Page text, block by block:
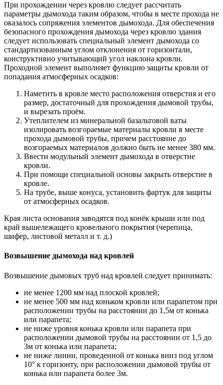
При прохождении через кровлю следует рассчитать
параметры дымохода таким образом, чтобы в месте прохода не
оказалось сопряжения элементов дымохода. Для обеспечения
безопасного прохождения дымохода через кровлю здания
следует использовать специальный элемент дымохода со
стандартизованным углом отклонения от горизонтали,
конструктивно учитывающий угол наклона кровли.
Проходной элемент выполняет функцию защиты кровли от
попадания атмосферных осадков:
Наметить в кровле место расположения отверстия и его
размер, достаточный для прохождения дымовой трубы,
и вырезать проём.
Утеплителем из минеральной базальтовой ваты
изолировать возгораемые материалы кровли в месте
прохода дымовой трубы, причем расстояние до
возгораемых материалов должно быть не менее 380 мм.
Ввести модульный элемент дымохода в отверстие
кровли.
При помощи специальной основы закрыть отверстие в
кровле.
На трубе, выше конуса, установить фартук для защиты
от атмосферных осадков.
Края листа основания заводятся под конёк крыши или под
край вышележащего кровельного покрытия (черепица,
шифер, листовой металл и т. д.)
Возвышение дымохода над кровлей
Возвышение дымовых труб над кровлей следует принимать:
не менее 1200 мм над плоской кровлей;
не менее 500 мм над коньком кровли или парапетом при
расположении трубы на расстоянии до 1,5м от конька
или парапета;
не ниже уровня конька кровли или парапета при
расположении дымовой трубы на расстоянии от 1,5 до
3м от конька или парапета;
не ниже линии, проведенной от конька вниз под углом
10° к горизонту, при расположении дымовой трубы от
конька или парапета более 3м.